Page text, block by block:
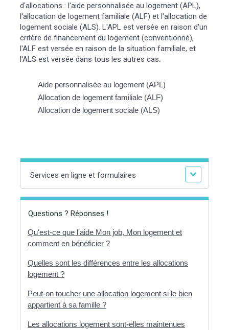
voirie, arrêté de circulation et
domaine public
à la commune
d'allocations : l'aide personnalisée au logement (APL),
l'allocation de logement familiale (ALF) et l'allocation de
logement sociale (ALS). L'APL est versée en raison d'un
critère de financement du logement (conventionné),
l'ALF est versée en raison de la situation familiale, et
l'ALS est versée dans tous les autres cas.
Aide personnalisée au logement (APL)
Allocation de logement familiale (ALF)
Allocation de logement sociale (ALS)
Services en ligne et formulaires
Questions ? Réponses !
Qu'est-ce que l'aide Mon job, Mon logement et
comment en bénéficier ?
Quelles sont les différences entre les allocations
logement ?
Peut-on toucher une allocation logement si le bien
appartient à sa famille ?
Les allocations logement sont-elles maintenues